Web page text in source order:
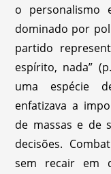
o personalismo
dominado por
partido
espírito, nada”
uma espécie
enfatizava a
de massas e de
decisões.
sem recair em